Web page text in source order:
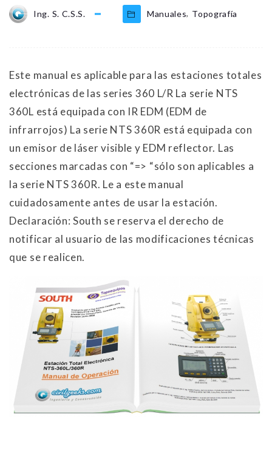
Ing. S. C.S.S. Manuales, Topografía
Este manual es aplicable para las estaciones totales
electrónicas de las series 360 L/R La serie NTS
360L está equipada con IR EDM (EDM de
infrarrojos) La serie NTS 360R está equipada con
un emisor de láser visible y EDM reflector. Las
secciones marcadas con “=> “sólo son aplicables a
la serie NTS 360R. Le a este manual
cuidadosamente antes de usar la estación.
Declaración: South se reserva el derecho de
notificar al usuario de las modificaciones técnicas
que se realicen.